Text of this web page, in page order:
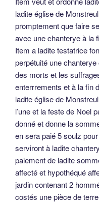
ladite église de
promptement que faire
avec une chanterye à la
Item a ladite testatrice
perpétuité une
des morts et les
enterrrements et à la fin
ladite église de
l’une et la feste de Noel
donné et donne la
en sera paié 5 soulz
serviront à ladite
paiement de ladite
affecté et hypothéqué
jardin contenant 2
costés une pièce de